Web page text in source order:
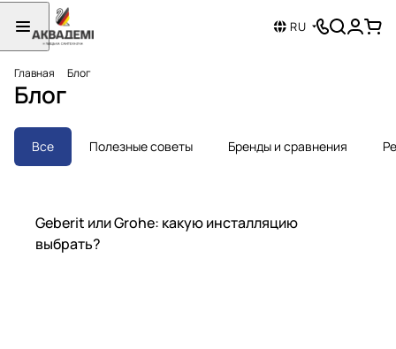
RU
Главная Блог
Блог
Все Полезные советы Бренды и сравнения
Бренды и сравнения
Geberit или Grohe: какую инсталляцию
выбрать?